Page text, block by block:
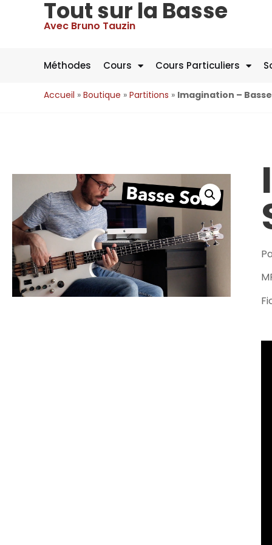
Tout sur la Basse
Avec Bruno Tauzin
Méthodes Cours Cours Particuliers
Accueil » Boutique » Partitions » Imagination –